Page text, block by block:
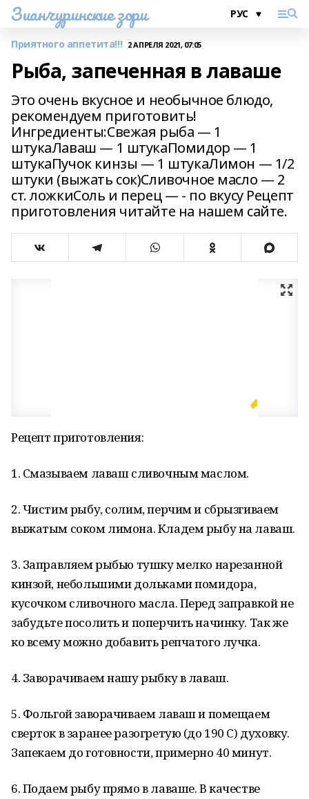
Зианчуринские зори
Приятного аппетита!!! 2 АПРЕЛЯ 2021, 07:05
Рыба, запеченная в лаваше
Это очень вкусное и необычное блюдо,
рекомендуем приготовить!
Ингредиенты:Свежая рыба — 1
штукаЛаваш — 1 штукаПомидор — 1
штукаПучок кинзы — 1 штукаЛимон — 1/2
штуки (выжать сок)Сливочное масло — 2
ст. ложкиСоль и перец — - по вкусу Рецепт
приготовления читайте на нашем сайте.
Рецепт приготовления:
1. Смазываем лаваш сливочным маслом.
2. Чистим рыбу, солим, перчим и сбрызгиваем
выжатым соком лимона. Кладем рыбу на лаваш.
3. Заправляем рыбью тушку мелко нарезанной
кинзой, небольшими дольками помидора,
кусочком сливочного масла. Перед заправкой не
забудьте посолить и поперчить начинку. Так же
ко всему можно добавить репчатого лучка.
4. Заворачиваем нашу рыбку в лаваш.
5. Фольгой заворачиваем лаваш и помещаем
сверток в заранее разогретую (до 190 C) духовку.
Запекаем до готовности, примерно 40 минут.
6. Подаем рыбу прямо в лаваше. В качестве